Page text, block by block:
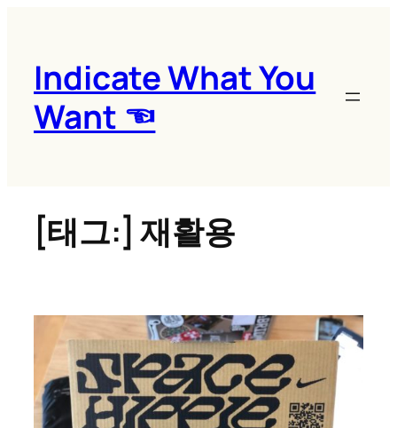
Indicate What You
Want ☜
[태그:]재활용